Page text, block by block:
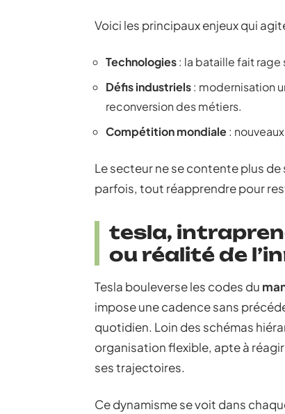
Voici les principaux enjeux qui
Technologies: la bataille fait rage
Défis industriels: modernisation
reconversion des métiers.
Compétition mondiale:
Le secteur ne se contente plus
parfois, tout réapprendre pour
tesla,
ou réalité de
Tesla bouleverse les codes du
impose une cadence sans
quotidien. Loin des schémas
organisation flexible, apte à
ses trajectoires.
Ce dynamisme se voit dans